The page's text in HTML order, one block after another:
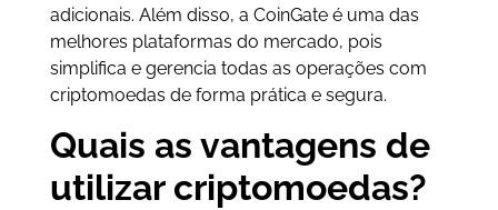
adicionais. Além disso, a CoinGate é uma das
melhores plataformas do mercado, pois
simplifica e gerencia todas as operações com
criptomoedas de forma prática e segura.
Quais as vantagens de
utilizar criptomoedas?